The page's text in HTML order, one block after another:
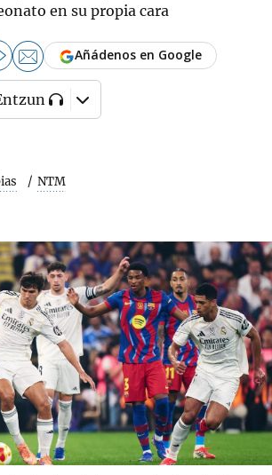
en su propia cara
NTM
Añádenos en Google